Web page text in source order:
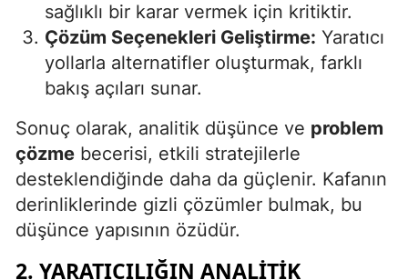
Sivas
Tekirdağ
Trabzon
Tunceli
Şanlıurfa
Van
sağlıklı bir karar vermek için kritiktir.
Çözüm Seçenekleri Geliştirme: Yaratıcı
yollarla alternatifler oluşturmak, farklı
bakış açıları sunar.
Sonuç olarak, analitik düşünce ve problem
çözme becerisi, etkili stratejilerle
desteklendiğinde daha da güçlenir. Kafanın
derinliklerinde gizli çözümler bulmak, bu
düşünce yapısının özüdür.
2. YARATICILIĞIN ANALITIK